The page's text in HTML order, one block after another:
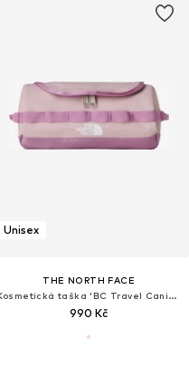
Unisex
THE NORTH FACE
Kosmetická taška 'BC Travel Canister - S'
990 Kč